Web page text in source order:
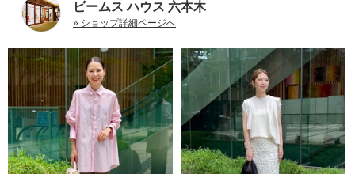
ビームス ハウス 六本木
» ショップ詳細ページへ